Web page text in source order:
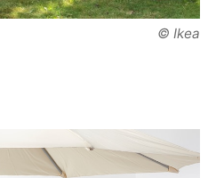
© Ikea